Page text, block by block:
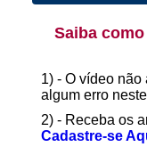
Saiba
1) - O vídeo
algum erro
2) - Receba os
Cadastre-se